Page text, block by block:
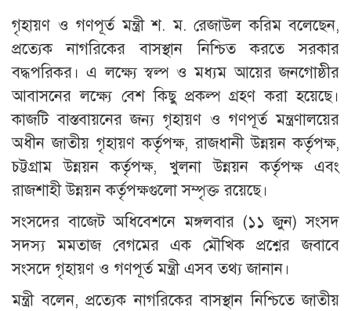
গৃহায়ণ ও গণপূর্ত মন্ত্রী শ. ম. রেজাউল করিম বলেছেন,
প্রত্যেক নাগরিকের বাসস্থান নিশ্চিত করতে সরকার
বদ্ধপরিকর। এ লক্ষ্যে স্বল্প ও মধ্যম আয়ের জনগোষ্ঠীর
আবাসনের লক্ষ্যে বেশ কিছু প্রকল্প গ্রহণ করা হয়েছে।
কাজটি বাস্তবায়নের জন্য গৃহায়ণ ও গণপূর্ত মন্ত্রণালয়ের
অধীন জাতীয় গৃহায়ণ কর্তৃপক্ষ, রাজধানী উন্নয়ন কর্তৃপক্ষ,
চট্টগ্রাম উন্নয়ন কর্তৃপক্ষ, খুলনা উন্নয়ন কর্তৃপক্ষ এবং
রাজশাহী উন্নয়ন কর্তৃপক্ষগুলো সম্পৃক্ত রয়েছে।
সংসদের বাজেট অধিবেশনে মঙ্গলবার (১১ জুন) সংসদ
সদস্য মমতাজ বেগমের এক মৌখিক প্রশ্নের জবাবে
সংসদে গৃহায়ণ ও গণপূর্ত মন্ত্রী এসব তথ্য জানান।
মন্ত্রী বলেন, প্রত্যেক নাগরিকের বাসস্থান নিশ্চিতে জাতীয়